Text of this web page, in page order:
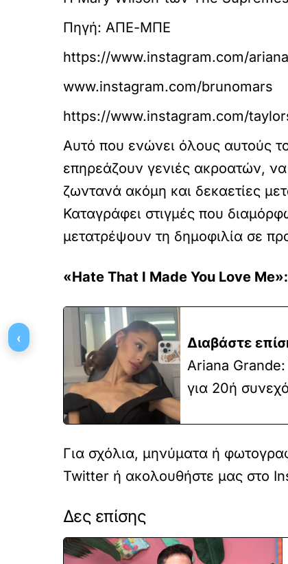
Πηγή: ΑΠΕ-ΜΠΕ
https://www.instagram.com/
www.instagram.com/brunomars
https://www.instagram.com/
Αυτό που ενώνει όλους αυτούς
επηρεάζουν γενιές ακροατών,
ζωντανά ακόμη και δεκαετίες
Καταγράφει στιγμές που
μετατρέψουν τη δημοφιλία σε
«Hate That I Made You Love
Διαβάστε
Ariana
για 20ή
Για σχόλια, μηνύματα ή
Twitter ή ακολουθήστε μας στο
Δες επίσης
‹